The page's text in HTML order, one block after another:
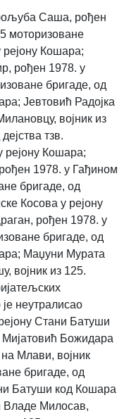
Саша, рођен
моторизоване
рејону Кошара;
рођен 1978. у
бригаде, од
Јевтовић Радојка
војник из
тзв.
рејону Кошара;
1978. у Гађином
бригаде, од
Косова у рејону
рођен 1978. у
бригаде, од
Маџуни Мурата
војник из 125.
неутралисао
Стани Батуши
Божидара
Млави, војник
бригаде, од
Батуши код Кошара
Милосав,